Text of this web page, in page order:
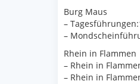
Burg Maus
–
–
Rhein in Flammen
– Rhein in
– Rhein in